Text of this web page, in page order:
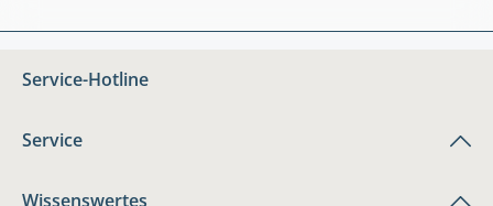
Service-Hotline
Service
Wissenswertes